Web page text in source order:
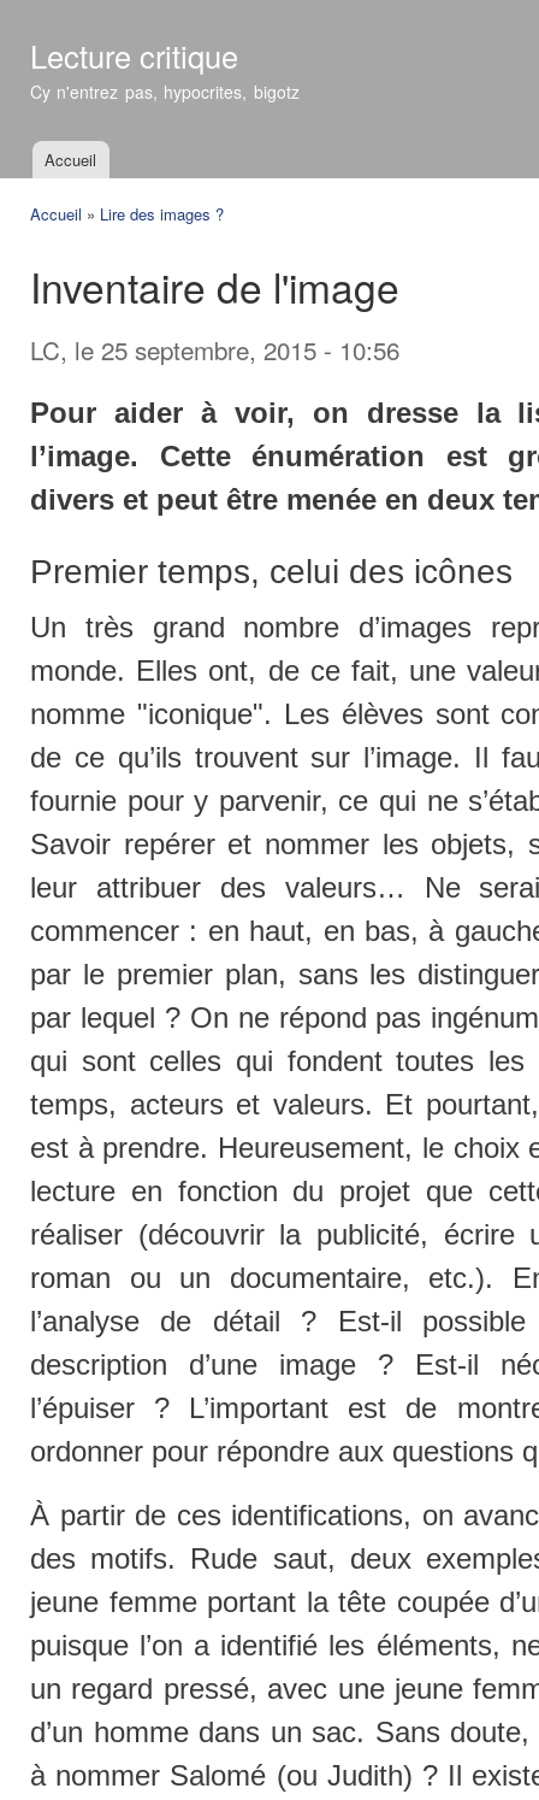
Lecture critique
Cy n'entrez pas, hypocrites, bigotz
Menu principal
Accueil
Accueil » Lire des images ?
Inventaire de l'image
LC, le 25 septembre, 2015 - 10:56
Pour aider à voir, on dresse la
l’image. Cette énumération est
divers et peut être menée en deux
Premier temps, celui des icônes
Un très grand nombre d’images
monde. Elles ont, de ce fait, une
nomme "iconique". Les élèves sont
de ce qu’ils trouvent sur l’image. Il
fournie pour y parvenir, ce qui ne
Savoir repérer et nommer les objets,
leur attribuer des valeurs… Ne
commencer : en haut, en bas, à
par le premier plan, sans les
par lequel ? On ne répond pas
qui sont celles qui fondent toutes les
temps, acteurs et valeurs. Et
est à prendre. Heureusement, le choix
lecture en fonction du projet que
réaliser (découvrir la publicité, écrire
roman ou un documentaire, etc.).
l’analyse de détail ? Est-il
description d’une image ? Est-il
l’épuiser ? L’important est de
ordonner pour répondre aux questions
À partir de ces identifications, on
des motifs. Rude saut, deux
jeune femme portant la tête coupée
puisque l’on a identifié les éléments,
un regard pressé, avec une jeune
d’un homme dans un sac. Sans
à nommer Salomé (ou Judith) ? Il